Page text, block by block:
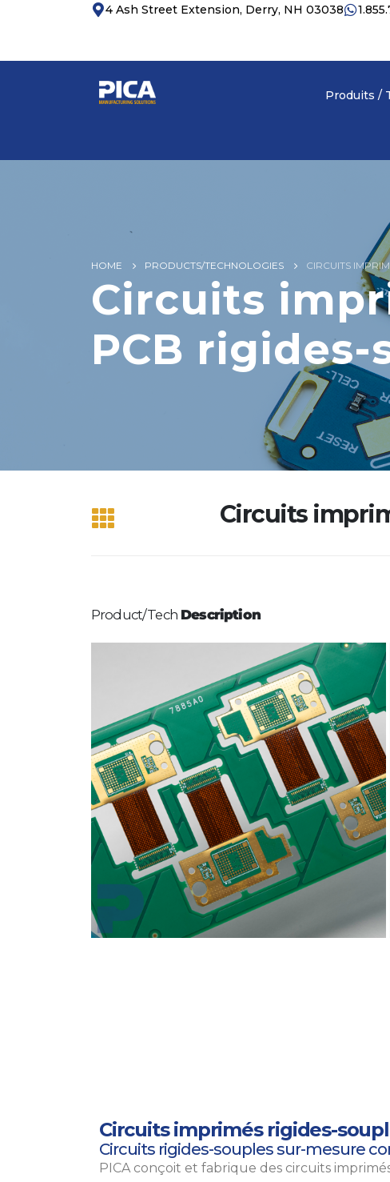
4 Ash Street Extension, Derry, NH 03038
Produits /
HOME PRODUCTS/TECHNOLOGIES CIRCUITS
Circuits
PCB rigides-
Circuits
Product/Tech Description
Circuits imprimés rigides-
Circuits rigides-souples sur-mesure
PICA conçoit et fabrique des circuits